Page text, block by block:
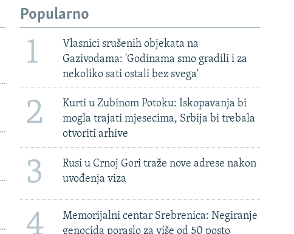
Popularno
1
Vlasnici srušenih objekata na
Gazivodama: 'Godinama smo gradili i za
nekoliko sati ostali bez svega'
2
Kurti u Zubinom Potoku: Iskopavanja bi
mogla trajati mjesecima, Srbija bi trebala
otvoriti arhive
3
Rusi u Crnoj Gori traže nove adrese nakon
uvođenja viza
4
Memorijalni centar Srebrenica: Negiranje
genocida poraslo za više od 50 posto